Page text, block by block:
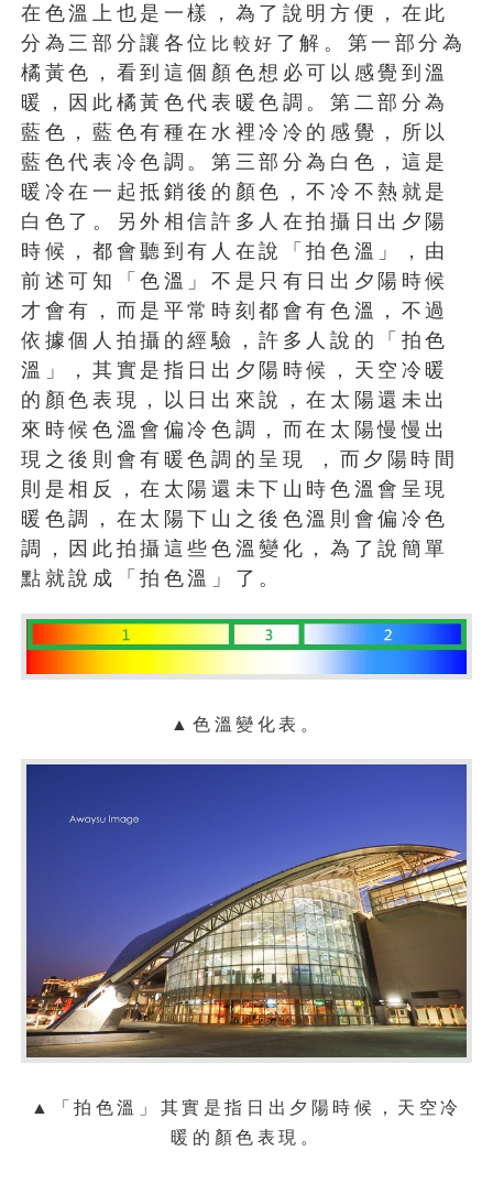
在色溫上也是一樣，為了說明方便，在此
分為三部分讓各位 比較好 了解。第一部分為
橘黃色，看到這個顏色想必可以感覺到溫
暖，因此橘黃色代表暖色調。第二部分為
藍色，藍色有種在水裡冷冷的感覺，所以
藍色代表冷色調。第三部分為白色，這是
暖冷在一起抵銷後的顏色，不冷不熱就是
白色了。另外相信許多人在拍攝日出夕陽
時候，都會聽到有人在說「拍色溫」，由
前述可知「色溫」不是只有日出夕陽時候
才會有，而是平常時刻都會有色溫，不過
依據個人拍攝的經驗，許多人說的「拍色
溫」，其實是指日出夕陽時候，天空冷暖
的顏色表現，以日出來說，在太陽還未出
來時候色溫會偏冷色調，而在太陽慢慢出
現之後則會有暖色調的呈現 ，而夕陽時間
則是相反，在太陽還未下山時色溫會呈現
暖色調，在太陽下山之後色溫則會偏冷色
調，因此拍攝這些色溫變化，為了說簡單
點就說成「拍色溫」了。
▲色溫變化表。
▲
「拍色溫」其實是指日出夕陽時候，天空冷
暖的顏色表現。